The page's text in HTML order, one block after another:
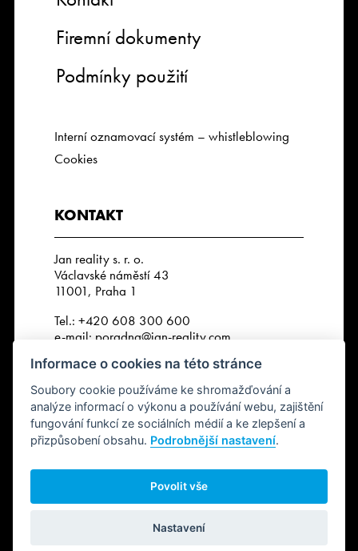
Firemní dokumenty
Podmínky použití
Interní oznamovací systém – whistleblowing
Cookies
KONTAKT
Jan reality s. r. o.
Václavské náměstí 43
11001, Praha 1
Tel.:+420 608 300 600
e-mail: poradna@jan-reality.com
IČO: 29057752
DIČ: CZ29057752
Číslo depozitního účtu r. k.:
2202612637 / 2010
SLEDUJTE NÁS
Informace o cookies na této stránce
Soubory cookie používáme ke shromažďování a
analýze informací o výkonu a používání webu, zajištění
fungování funkcí ze sociálních médií a ke zlepšení a
přizpůsobení obsahu. Podrobnější nastavení.
Povolit vše
Nastavení